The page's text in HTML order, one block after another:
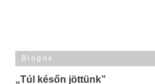
Blogok
„Túl későn jöttünk”